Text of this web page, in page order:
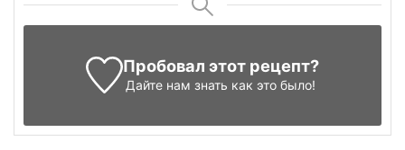
Пробовал этот рецепт?
Дайте нам знать как это было!